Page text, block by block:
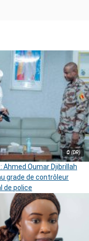
© (DR)
Ahmed Oumar Djibrillah
grade de contrôleur
de police